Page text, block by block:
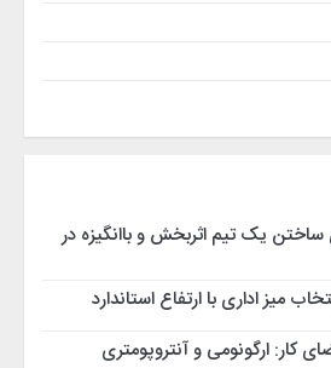
ساختن یک تیم اثربخش و باانگیزه در
میز اداری با ارتفاع استاندارد
کار: ارگونومی و آنتروپومتری